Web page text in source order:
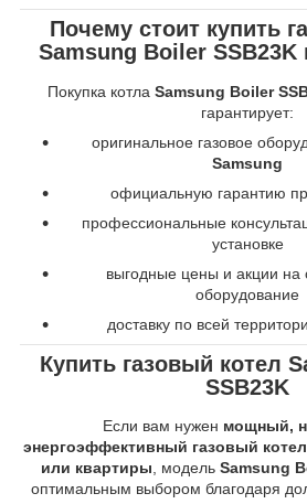
Почему стоит купить
Samsung Boiler SSB23K
Покупка котла Samsung Boiler
гарантирует:
оригинальное газовое
Samsung
официальную гарантию
профессиональные
установке
выгодные цены и акции на
оборудование
доставку по всей
Купить газовый котел
SSB23K
Если вам нужен мощный,
энергоэффективный газовый
или квартиры, модель Samsung
оптимальным выбором благодаря